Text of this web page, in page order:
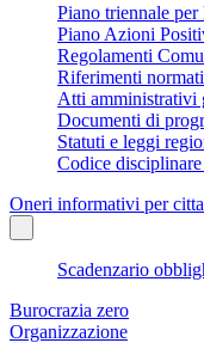
Piano triennale
Piano Azioni
Regolamenti
Riferimenti
Atti amministrativi
Documenti di
Statuti e leggi
Codice
Oneri informativi per
Scadenzario
Burocrazia zero
Organizzazione